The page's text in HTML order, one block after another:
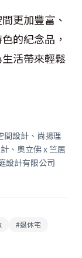
更加豐富、
的紀念品，
活帶來輕鬆
間設計、尚揚理
、奧立佛 x 竺居
設計有限公司
#退休宅